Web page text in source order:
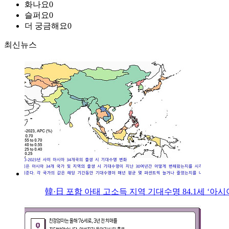
화나요0
슬퍼요0
더 궁금해요0
최신뉴스
韓·日 포함 아태 고소득 지역 기대수명 84.1세 ‘아시